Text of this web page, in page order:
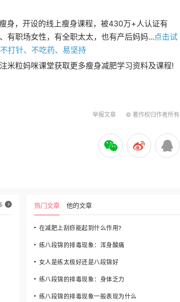
，开设的线上瘦身课程，被430万+人认证有
有职场女性，有全职太太，也有产后妈妈...点击试
打针、不吃药、易坚持
粒妈咪课堂获取更多瘦身减肥学习资料及课程!
© 著作权归作者所有
举报文章
热门文章 他的文章
在减肥上刮痧能起到什么作用?
练八段锦的排毒现象：浑身酸痛
女人是练太极好还是八段锦好
练八段锦的排毒现象：身体乏力
练八段锦的排毒现象一般表现为什么